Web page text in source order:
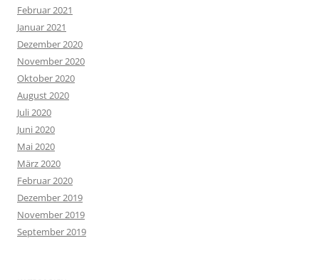
Februar 2021
Januar 2021
Dezember 2020
November 2020
Oktober 2020
August 2020
Juli 2020
Juni 2020
Mai 2020
März 2020
Februar 2020
Dezember 2019
November 2019
September 2019